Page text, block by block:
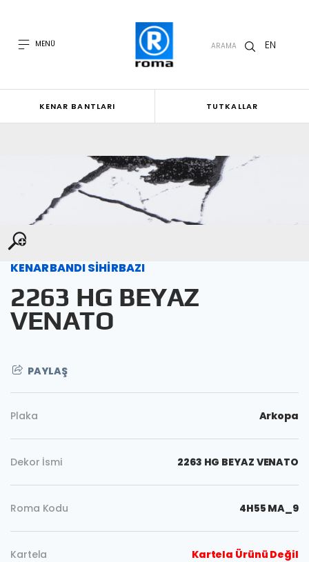
MENÜ ARAMA EN
KENAR BANTLARI TUTKALLAR
KENARBANDI SİHİRBAZI
2263 HG BEYAZ
VENATO
PAYLAŞ
Plaka Arkopa
Dekor İsmi 2263 HG BEYAZ VENATO
Roma Kodu 4H55 MA_9
Kartela Kartela Ürünü Değil